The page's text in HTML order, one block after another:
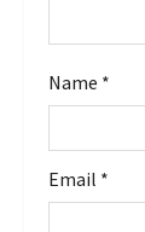
o
n
Name *
Email *